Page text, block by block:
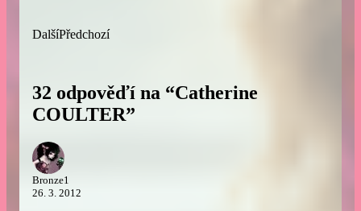
DalšíPředchozí
32 odpověďí na “Catherine
COULTER”
Bronze1
26. 3. 2012